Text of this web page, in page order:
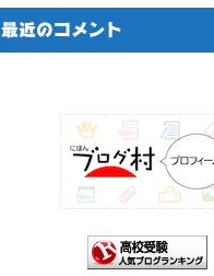
最近のコメント